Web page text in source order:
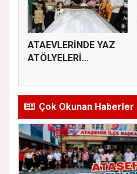
ATAEVLERİNDE YAZ
ATÖLYELERİ
Çok Okunan Haberler